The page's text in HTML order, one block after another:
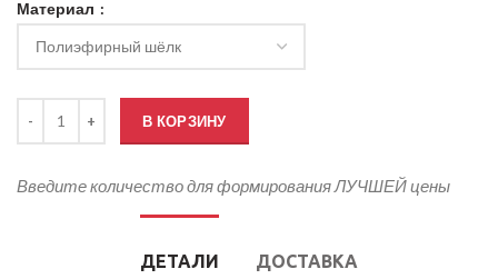
Материал
В КОРЗИНУ
Введите количество для формирования ЛУЧШЕЙ цены
ДЕТАЛИ ДОСТАВКА